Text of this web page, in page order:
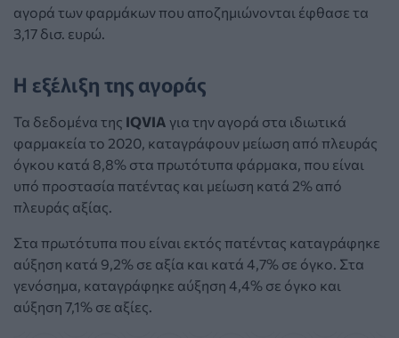
αγορά των φαρμάκων που αποζημιώνονται έφθασε τα
3,17 δισ. ευρώ.
Η εξέλιξη της αγοράς
Τα δεδομένα της IQVIΑ για την αγορά στα ιδιωτικά
φαρμακεία το 2020, καταγράφουν μείωση από πλευράς
όγκου κατά 8,8% στα πρωτότυπα φάρμακα, που είναι
υπό προστασία πατέντας και μείωση κατά 2% από
πλευράς αξίας.
Στα πρωτότυπα που είναι εκτός πατέντας καταγράφηκε
αύξηση κατά 9,2% σε αξία και κατά 4,7% σε όγκο. Στα
γενόσημα, καταγράφηκε αύξηση 4,4% σε όγκο και
αύξηση 7,1% σε αξίες.